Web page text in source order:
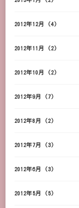
2012年12月 (4)
2012年11月 (2)
2012年10月 (2)
2012年9月 (7)
2012年8月 (2)
2012年7月 (3)
2012年6月 (3)
2012年5月 (5)